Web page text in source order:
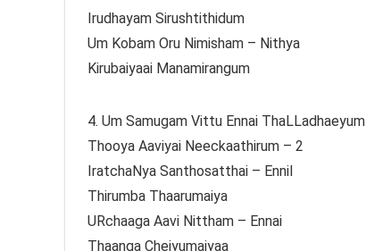
Irudhayam Sirushtithidum
Um Kobam Oru Nimisham – Nithya
Kirubaiyaai Manamirangum
4. Um Samugam Vittu Ennai ThaLLadhaeyum
Thooya Aaviyai Neeckaathirum – 2
IratchaNya Santhosatthai – Ennil
Thirumba Thaarumaiya
URchaaga Aavi Nittham – Ennai
Thaanga Cheiyumaiyaa